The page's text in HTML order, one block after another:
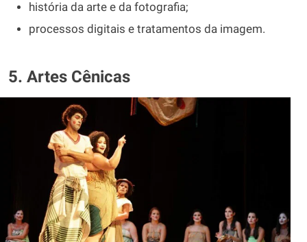
história da arte e da fotografia;
processos digitais e tratamentos da imagem.
5. Artes Cênicas